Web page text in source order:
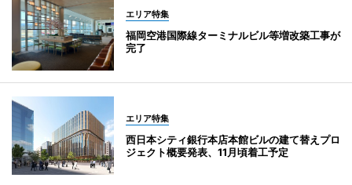
エリア特集
福岡空港国際線ターミナルビル等増改築工事が
完了
エリア特集
西日本シティ銀行本店本館ビルの建て替えプロ
ジェクト概要発表、11月頃着工予定